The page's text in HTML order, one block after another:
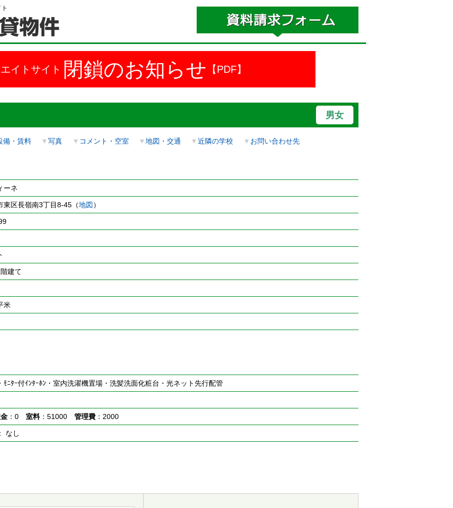
イトサイト 閉鎖のお知らせ 【PDF】
男女
備・賃料 ▼写真 ▼ コメント・空室 ▼地図・交通 ▼近隣の学校 ▼ お問い合わせ先
ーネ
東区長嶺南3丁目8-45（地図）
建て
米
ﾓﾆﾀｰ付ｲﾝﾀｰﾎﾝ・室内洗濯機置場・洗髪洗面化粧台・光ネット先行配管
：0 室料：51000 管理費：2000
なし